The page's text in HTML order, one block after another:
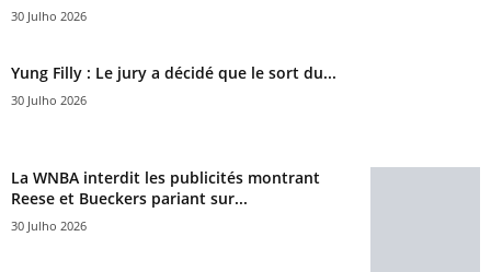
30 Julho 2026
Yung Filly : Le jury a décidé que le sort du...
30 Julho 2026
La WNBA interdit les publicités montrant
Reese et Bueckers pariant sur...
30 Julho 2026